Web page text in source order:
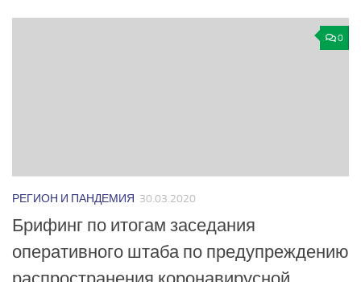
0
РЕГИОН И ПАНДЕМИЯ 30.03.2020
Брифинг по итогам заседания
оперативного штаба по предупреждению